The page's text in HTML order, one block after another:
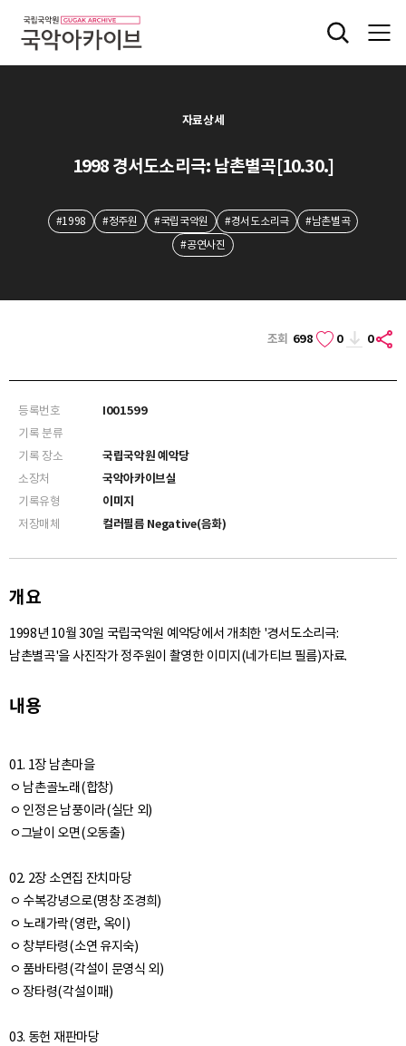
자료상세
1998 경서도소리극: 남촌별곡[10.30.]
#1998 #정주원 #국립국악원 #경서도소리극
#남촌별곡
#공연사진
조회 698 0 0
등록번호
I001599
기록 분류
기록 장소
국립국악원 예악당
소장처
국악아카이브실
기록유형
이미지
저장매체
컬러필름 Negative(음화)
개요
1998년 10월 30일 국립국악원 예악당에서 개최한 '경서도소리극:
남촌별곡'을 사진작가 정주원이 촬영한 이미지(네가티브 필름)자료.
내용
01. 1장 남촌마을
ㅇ 남촌골노래(합창)
ㅇ 인정은 남풍이라(실단 외)
ㅇ그날이 오면(오동출)
02. 2장 소연집 잔치마당
ㅇ 수복강녕으로(명창 조경희)
ㅇ 노래가락(영란, 옥이)
ㅇ 창부타령(소연 유지숙)
ㅇ 품바타령(각설이 문영식 외)
ㅇ 장타령(각설이패)
03. 동헌 재판마당